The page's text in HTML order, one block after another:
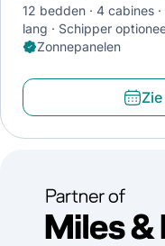
12 bedden 4 cabines
lang
Schipper
Zonnepanelen